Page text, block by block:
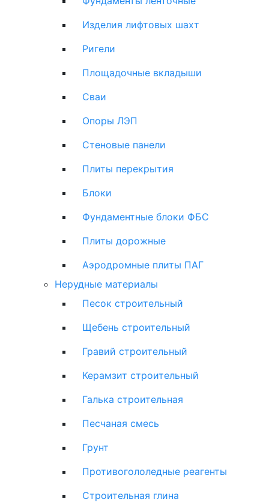
Изделия лифтовых шахт
Ригели
Площадочные вкладыши
Сваи
Опоры ЛЭП
Стеновые панели
Плиты перекрытия
Блоки
Фундаментные блоки ФБС
Плиты дорожные
Аэродромные плиты ПАГ
Нерудные материалы
Песок строительный
Щебень строительный
Гравий строительный
Керамзит строительный
Галька строительная
Песчаная смесь
Грунт
Противогололедные реагенты
Строительная глина